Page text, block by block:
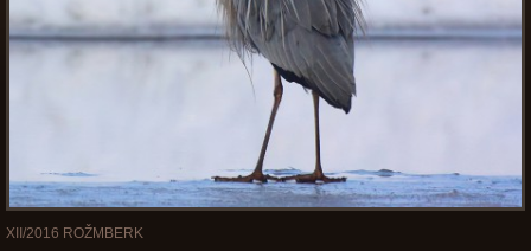
XII/2016 ROŽMBERK